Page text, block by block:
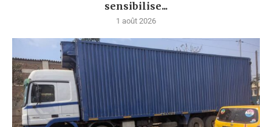
sensibilise...
1 août 2026